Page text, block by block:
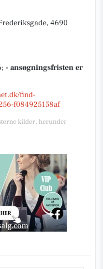
4690
- ansøgningsfristen er
find-
f084925158af
kilder, herunder